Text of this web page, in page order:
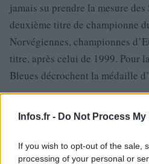
Infos.fr - Do Not Process
If you wish to opt-out of the sale,
processing of your personal or
jamais su prendre la mesure des
deuxième titre de championne
Norvégiennes, championnes
titre, après celui de 1999. Pour
Bleues décrochent la médaille